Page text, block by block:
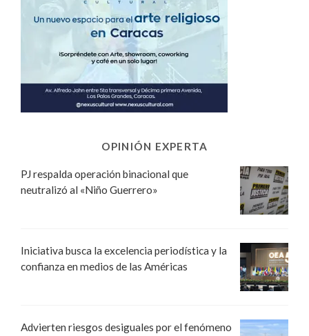
OPINIÓN EXPERTA
PJ respalda operación binacional que
neutralizó al «Niño Guerrero»
Iniciativa busca la excelencia periodística y la
confianza en medios de las Américas
Advierten riesgos desiguales por el fenómeno